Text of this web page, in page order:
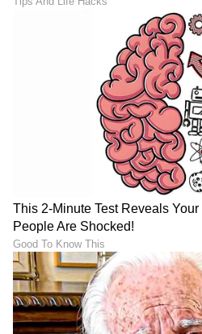
ಕಾಣಬಹುದಾದ ಶಿಲೀಂಧ್ರ ಮತ್ತು
ಅವುಗಳಲ್ಲಿ ಬೆಳೆಯಬಹುದು.
LATEST VIDEOS